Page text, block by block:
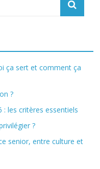
ça sert et comment ça
?
les critères essentiels
?
senior, entre culture et